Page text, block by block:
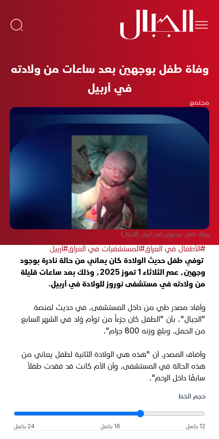
وفاة طفل بوجهين بعد ساعات من ولادته
في أربيل
مجتمع
وفاة طفل بوجهين في أربيل (الجبال)
#الأطفال في العراق#المستشفيات في العراق#أربيل
توفي طفل حديث الولادة كان يعاني من حالة نادرة بوجود
وجهين، عصر الثلاثاء 1 تموز 2025، وذلك بعد ساعات قليلة
من ولادته في مستشفى نوروز للولادة في أربيل.
وأفاد مصدر طبي من داخل المستشفى، في حديث لمنصة
"الجبال"، بأن "الطفل كان جزءاً من توأم وُلد في الشهر السابع
من الحمل، وبلغ وزنه 800 جرام".
وأضاف المصدر، أن "هذه هي الولادة الثانية لطفل يعاني من
هذه الحالة في المستشفى، وأن الأم كانت قد فقدت طفلاً
سابقًا داخل الرحم".
حجم الخط
12 بكسل 16 بكسل 24 بكسل